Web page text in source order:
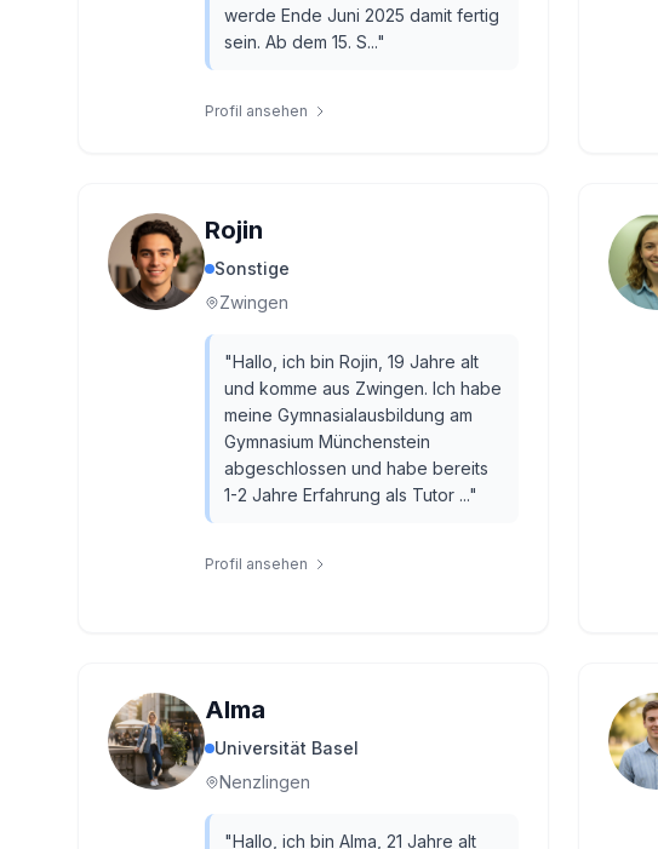
werde Ende Juni 2025 damit fertig
sein. Ab dem 15. S..."
Profil ansehen
Rojin
Sonstige
Zwingen
"Hallo, ich bin Rojin, 19 Jahre alt
und komme aus Zwingen. Ich habe
meine Gymnasialausbildung am
Gymnasium Münchenstein
abgeschlossen und habe bereits
1-2 Jahre Erfahrung als Tutor ..."
Profil ansehen
Alma
Universität Basel
Nenzlingen
"Hallo, ich bin Alma, 21 Jahre alt